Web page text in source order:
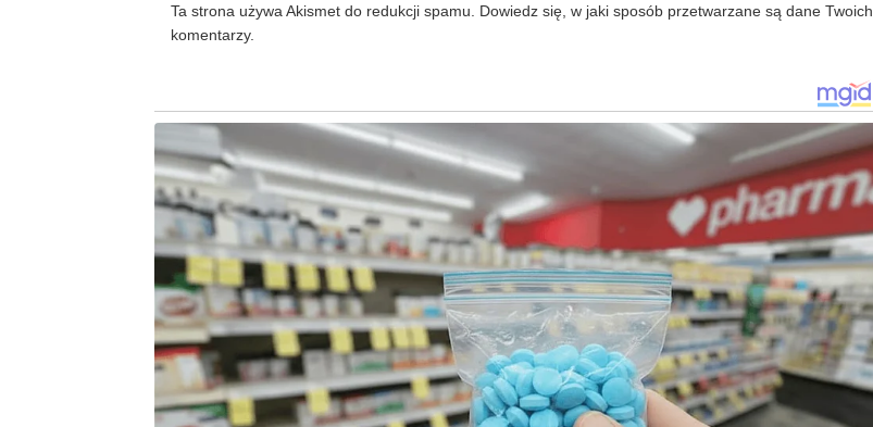
Ta strona używa Akismet do redukcji spamu. Dowiedz się, w jaki sposób przetwarzane są dane Twoich
komentarzy.